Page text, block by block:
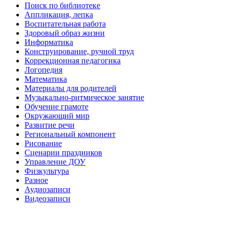
Поиск по библиотеке
Аппликация, лепка
Воспитательная работа
Здоровый образ жизни
Информатика
Конструирование, ручной труд
Коррекционная педагогика
Логопедия
Математика
Материалы для родителей
Музыкально-ритмическое занятие
Обучение грамоте
Окружающий мир
Развитие речи
Региональный компонент
Рисование
Сценарии праздников
Управление ДОУ
Физкультура
Разное
Аудиозаписи
Видеозаписи